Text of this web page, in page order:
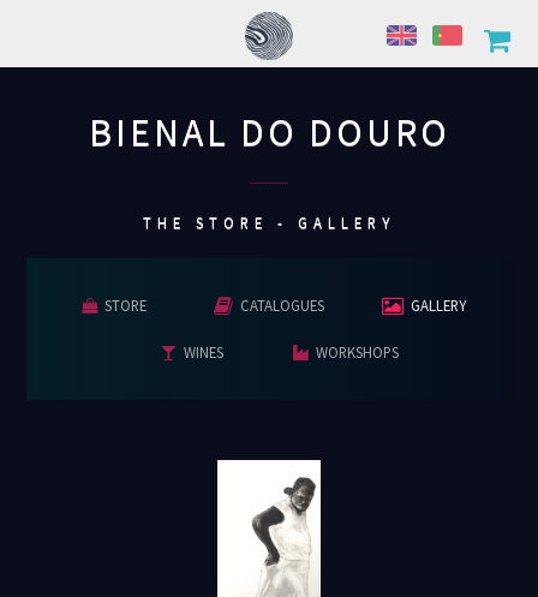
BIENAL DO DOURO
THE STORE - GALLERY
STORE CATALOGUES GALLERY
WINES WORKSHOPS